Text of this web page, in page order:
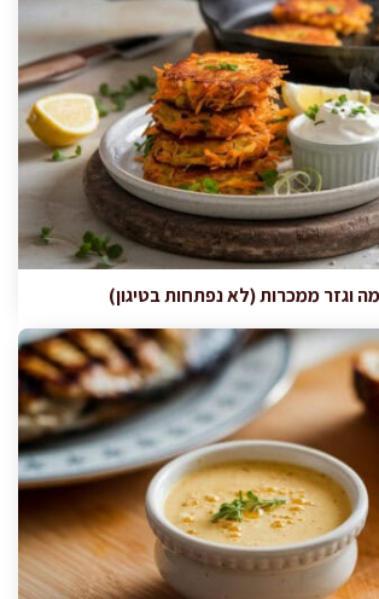
וגזר ממכרות (לא נפתחות בטיגון)